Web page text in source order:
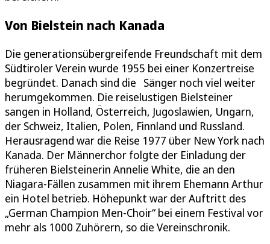
Von Bielstein nach Kanada
Die generationsübergreifende Freundschaft mit dem
Südtiroler Verein wurde 1955 bei einer Konzertreise
begründet. Danach sind die Sänger noch viel weiter
herumgekommen. Die reiselustigen Bielsteiner
sangen in Holland, Österreich, Jugoslawien, Ungarn,
der Schweiz, Italien, Polen, Finnland und Russland.
Herausragend war die Reise 1977 über New York nach
Kanada. Der Männerchor folgte der Einladung der
früheren Bielsteinerin Annelie White, die an den
Niagara-Fällen zusammen mit ihrem Ehemann Arthur
ein Hotel betrieb. Höhepunkt war der Auftritt des
„German Champion Men-Choir“ bei einem Festival vor
mehr als 1000 Zuhörern, so die Vereinschronik.